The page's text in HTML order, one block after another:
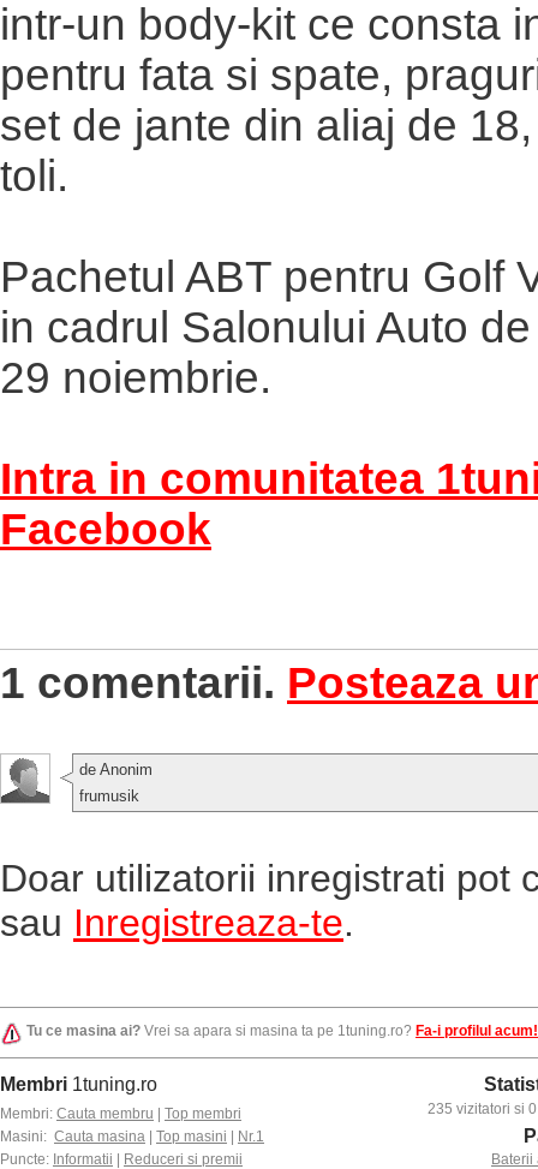
intr-un body-kit ce consta
pentru fata si spate,
set de jante din aliaj de
toli.
Pachetul ABT pentru Golf
in cadrul Salonului Auto
29 noiembrie.
Intra in comunitatea
Facebook
1 comentarii. Posteaza
de Anonim
frumusik
Doar utilizatorii inregistrati pot
sau Inregistreaza-te.
Tu ce masina ai? Vrei sa apara si masina ta pe 1tuning.ro? Fa-i profilul acum!
Membri 1tuning.ro
Membri: Cauta membru
Top membri
Masini: Cauta masina Top masini
Nr.1
Puncte: Informatii Reduceri si premii
235 vizitatori si